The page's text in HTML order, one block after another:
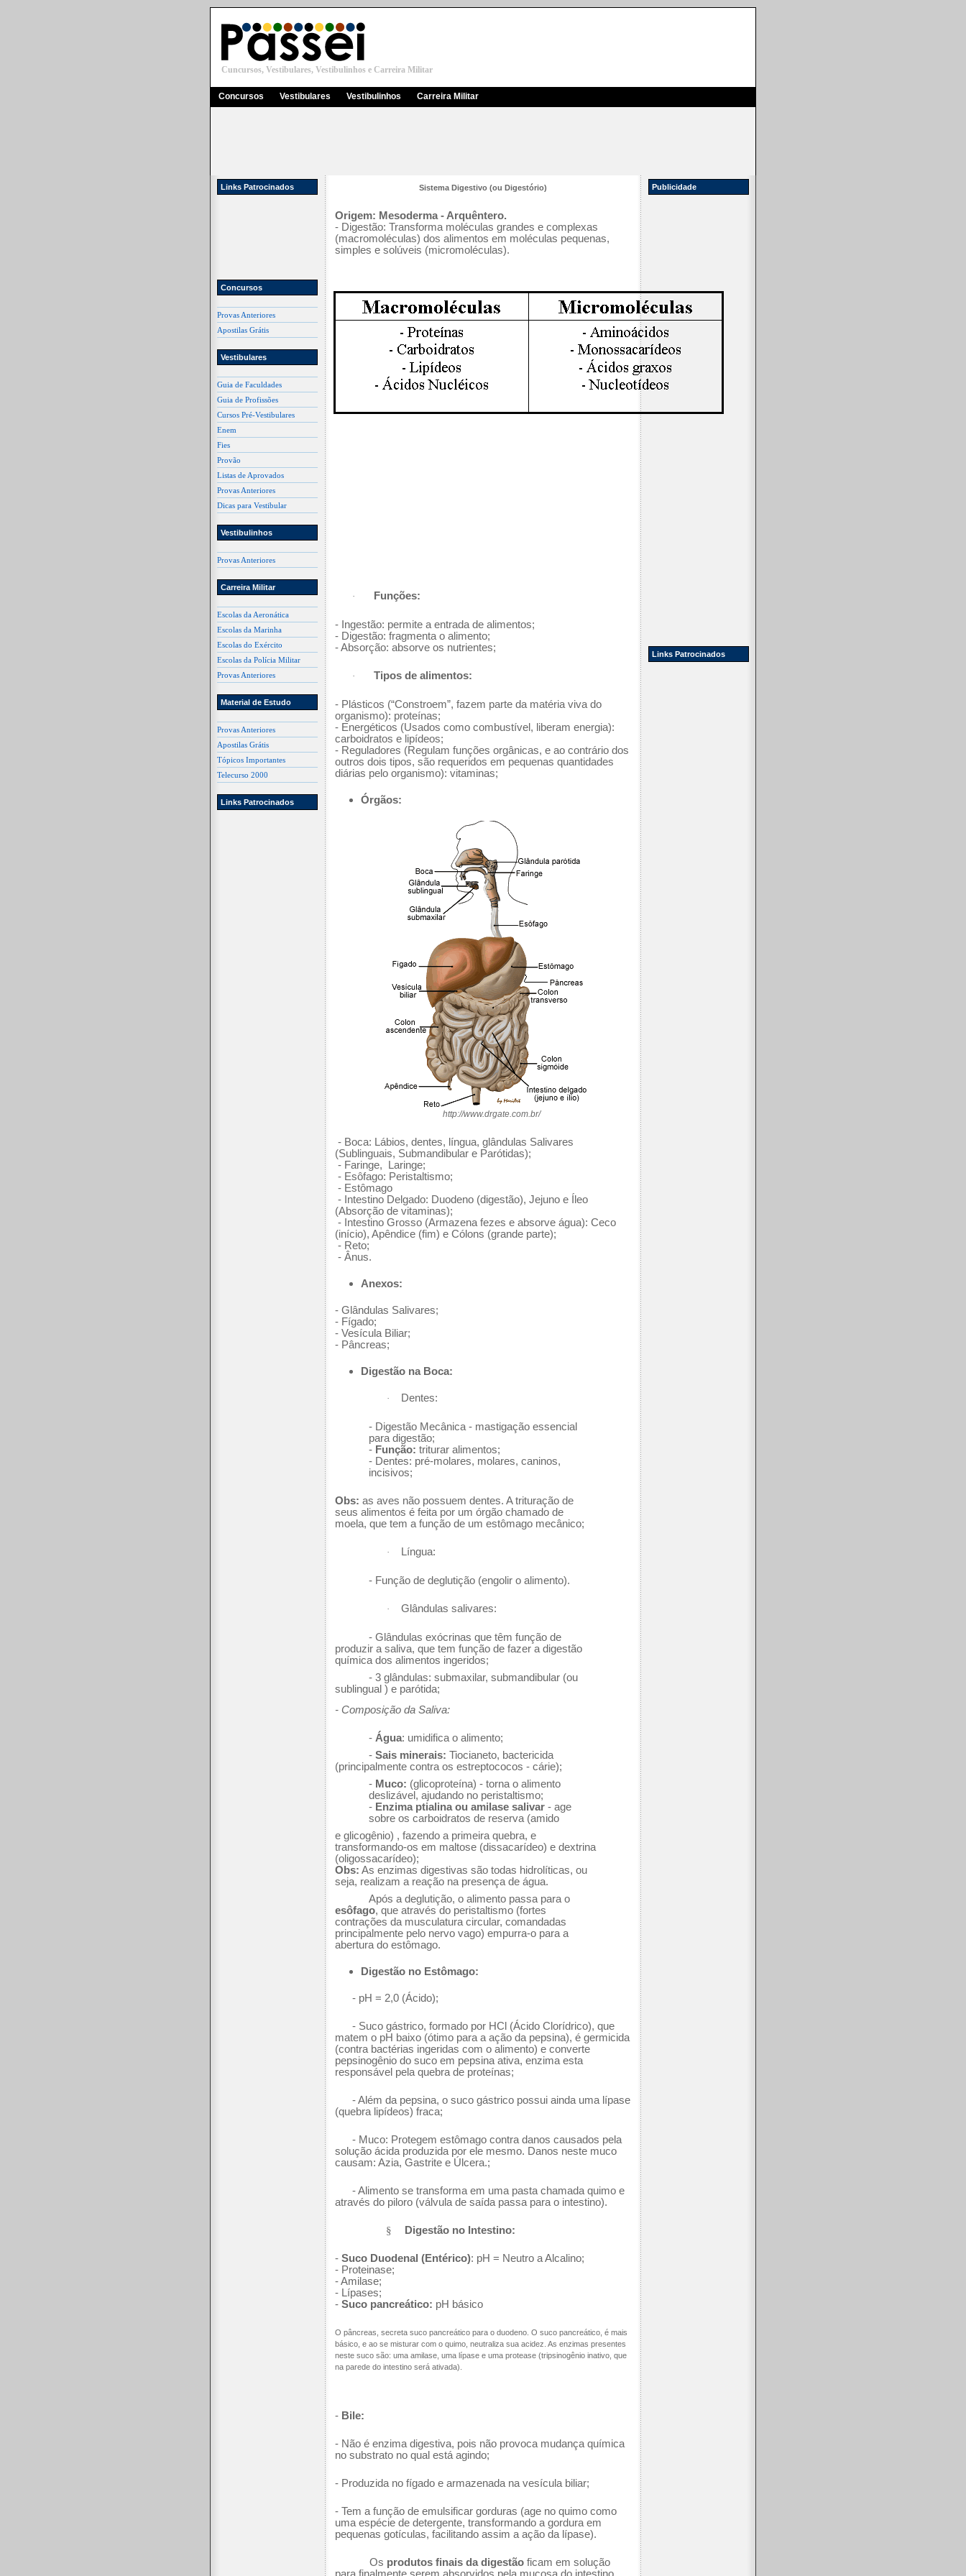
Cuncursos, Vestibulares, Vestibulinhos e Carreira Militar
Concursos Vestibulares Vestibulinhos Carreira Militar
Links Patrocinados
Concursos
Provas Anteriores
Apostilas Grátis
Vestibulares
Guia de Faculdades
Guia de Profissões
Cursos Pré-Vestibulares
Enem
Fies
Provão
Listas de Aprovados
Provas Anteriores
Dicas para Vestibular
Vestibulinhos
Provas Anteriores
Carreira Militar
Escolas da Aeronática
Escolas da Marinha
Escolas do Exército
Escolas da Polícia Militar
Provas Anteriores
Material de Estudo
Provas Anteriores
Apostilas Grátis
Tópicos Importantes
Telecurso 2000
Links Patrocinados
Publicidade
Links Patrocinados
Sistema Digestivo (ou Digestório)
Origem: Mesoderma - Arquêntero.
- Digestão: Transforma moléculas grandes e complexas
(macromoléculas) dos alimentos em moléculas pequenas,
simples e solúveis (micromoléculas).
· Funções:
- Ingestão: permite a entrada de alimentos;
- Digestão: fragmenta o alimento;
- Absorção: absorve os nutrientes;
· Tipos de alimentos:
- Plásticos (“Constroem”, fazem parte da matéria viva do
organismo): proteínas;
- Energéticos (Usados como combustível, liberam energia):
carboidratos e lipídeos;
- Reguladores (Regulam funções orgânicas, e ao contrário dos
outros dois tipos, são requeridos em pequenas quantidades
diárias pelo organismo): vitaminas;
Órgãos:
http://www.drgate.com.br/
- Boca: Lábios, dentes, língua, glândulas Salivares
(Sublinguais, Submandibular e Parótidas);
- Faringe, Laringe;
- Esôfago: Peristaltismo;
- Estômago
- Intestino Delgado: Duodeno (digestão), Jejuno e Íleo
(Absorção de vitaminas);
- Intestino Grosso (Armazena fezes e absorve água): Ceco
(início), Apêndice (fim) e Cólons (grande parte);
- Reto;
- Ânus.
Anexos:
- Glândulas Salivares;
- Fígado;
- Vesícula Biliar;
- Pâncreas;
Digestão na Boca:
· Dentes:
- Digestão Mecânica - mastigação essencial
para digestão;
- Função: triturar alimentos;
- Dentes: pré-molares, molares, caninos,
incisivos;
Obs: as aves não possuem dentes. A trituração de
seus alimentos é feita por um órgão chamado de
moela, que tem a função de um estômago mecânico;
· Língua:
- Função de deglutição (engolir o alimento).
· Glândulas salivares:
- Glândulas exócrinas que têm função de
produzir a saliva, que tem função de fazer a digestão
química dos alimentos ingeridos;
- 3 glândulas: submaxilar, submandibular (ou
sublingual ) e parótida;
- Composição da Saliva:
- Água: umidifica o alimento;
-Sais minerais: Tiocianeto, bactericida
(principalmente contra os estreptococos - cárie);
- Muco: (glicoproteína) - torna o alimento
deslizável, ajudando no peristaltismo;
- Enzima ptialina ou amilase salivar - age
sobre os carboidratos de reserva (amido
e glicogênio) , fazendo a primeira quebra, e
transformando-os em maltose (dissacarídeo) e dextrina
(oligossacarídeo);
Obs: As enzimas digestivas são todas hidrolíticas, ou
seja, realizam a reação na presença de água.
Após a deglutição, o alimento passa para o
esôfago, que através do peristaltismo (fortes
contrações da musculatura circular, comandadas
principalmente pelo nervo vago) empurra-o para a
abertura do estômago.
Digestão no Estômago:
- pH = 2,0 (Ácido);
- Suco gástrico, formado por HCl (Ácido Clorídrico), que
matem o pH baixo (ótimo para a ação da pepsina), é germicida
(contra bactérias ingeridas com o alimento) e converte
pepsinogênio do suco em pepsina ativa, enzima esta
responsável pela quebra de proteínas;
- Além da pepsina, o suco gástrico possui ainda uma lípase
(quebra lipídeos) fraca;
- Muco: Protegem estômago contra danos causados pela
solução ácida produzida por ele mesmo. Danos neste muco
causam: Azia, Gastrite e Úlcera.;
- Alimento se transforma em uma pasta chamada quimo e
através do piloro (válvula de saída passa para o intestino).
§ Digestão no Intestino:
- Suco Duodenal (Entérico): pH = Neutro a Alcalino;
- Proteinase;
- Amilase;
- Lípases;
- Suco pancreático: pH básico
O pâncreas, secreta suco pancreático para o duodeno. O suco pancreático, é mais
básico, e ao se misturar com o quimo, neutraliza sua acidez. As enzimas presentes
neste suco são: uma amilase, uma lípase e uma protease (tripsinogênio inativo, que
na parede do intestino será ativada).
- Bile:
- Não é enzima digestiva, pois não provoca mudança química
no substrato no qual está agindo;
- Produzida no fígado e armazenada na vesícula biliar;
- Tem a função de emulsificar gorduras (age no quimo como
uma espécie de detergente, transformando a gordura em
pequenas gotículas, facilitando assim a ação da lípase).
Os produtos finais da digestão ficam em solução